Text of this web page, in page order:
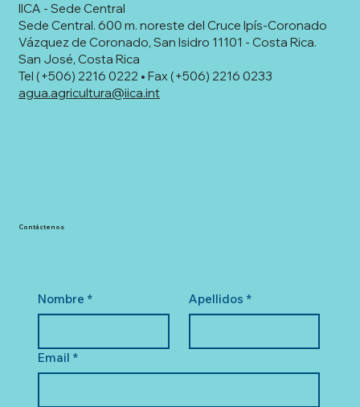
IICA - Sede Central
Sede Central. 600 m. noreste del Cruce Ipís-Coronado
Vázquez de Coronado, San Isidro 11101 - Costa Rica.
San José, Costa Rica
Tel (+506) 2216 0222 • Fax (+506) 2216 0233
agua.agricultura@iica.int
Nombre * Apellidos *
Email *
Contáctenos